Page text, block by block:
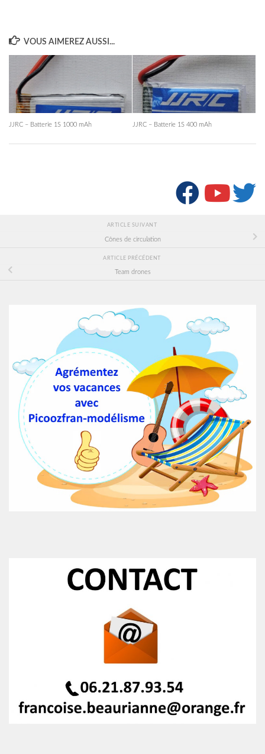
VOUS AIMEREZ AUSSI...
JJRC – Batterie 1S 1000 mAh JJRC – Batterie 1S 400 mAh
ARTICLE SUIVANT
Cônes de circulation
ARTICLE PRÉCÉDENT
Team drones